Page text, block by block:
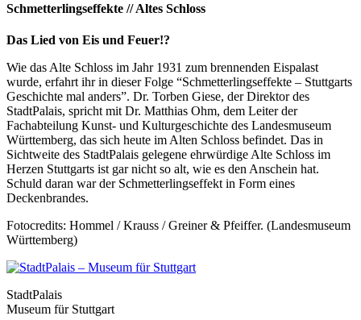
Schmetterlingseffekte // Altes Schloss
Das Lied von Eis und Feuer!?
Wie das Alte Schloss im Jahr 1931 zum brennenden Eispalast
wurde, erfahrt ihr in dieser Folge “Schmetterlingseffekte – Stuttgarts
Geschichte mal anders”. Dr. Torben Giese, der Direktor des
StadtPalais, spricht mit Dr. Matthias Ohm, dem Leiter der
Fachabteilung Kunst- und Kulturgeschichte des Landesmuseum
Württemberg, das sich heute im Alten Schloss befindet. Das in
Sichtweite des StadtPalais gelegene ehrwürdige Alte Schloss im
Herzen Stuttgarts ist gar nicht so alt, wie es den Anschein hat.
Schuld daran war der Schmetterlingseffekt in Form eines
Deckenbrandes.
Fotocredits: Hommel / Krauss / Greiner & Pfeiffer. (Landesmuseum
Württemberg)
StadtPalais
Museum für Stuttgart